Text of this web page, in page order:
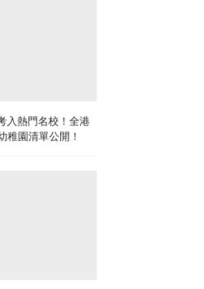
入熱門名校！全港
稚園清單公開！